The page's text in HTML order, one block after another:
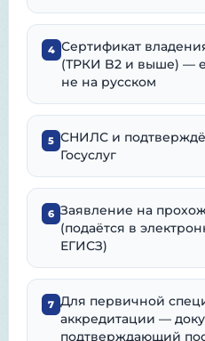
4 Сертификат
(ТРКИ B2 и выше) —
не на русском
5 СНИЛС и
Госуслуг
6 Заявление на
(подаётся в
ЕГИСЗ)
7 Для первичной
аккредитации —
подтверждающий